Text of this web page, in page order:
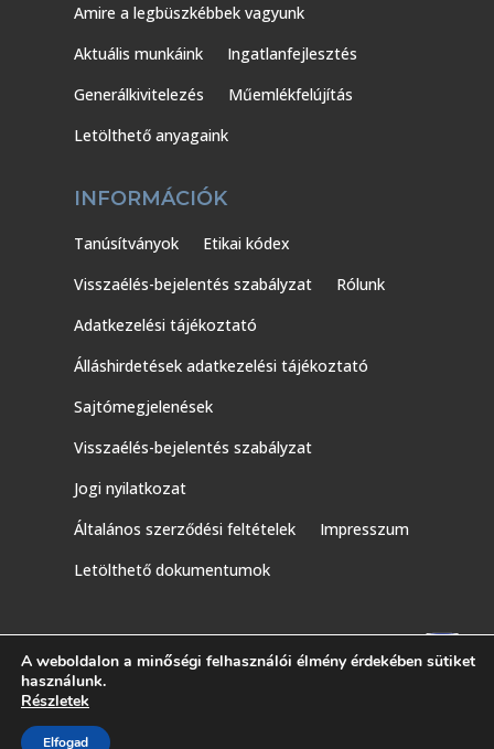
Amire a legbüszkébbek vagyunk
Aktuális munkáink
Ingatlanfejlesztés
Generálkivitelezés
Műemlékfelújítás
Letölthető anyagaink
INFORMÁCIÓK
Tanúsítványok
Etikai kódex
Visszaélés-bejelentés szabályzat
Rólunk
Adatkezelési tájékoztató
Álláshirdetések adatkezelési tájékoztató
Sajtómegjelenések
Visszaélés-bejelentés szabályzat
Jogi nyilatkozat
Általános szerződési feltételek
Impresszum
Letölthető dokumentumok
A weboldalon a minőségi felhasználói élmény érdekében sütiket
használunk.
Részletek
Elfogad